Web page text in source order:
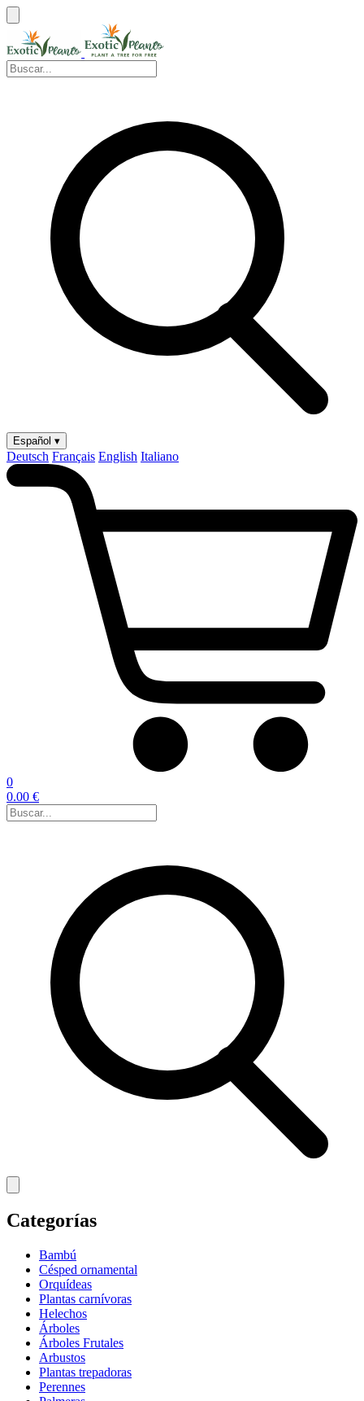
Español ▾
Deutsch Français English Italiano
0
0.00 €
Categorías
Bambú
Césped ornamental
Orquídeas
Plantas carnívoras
Helechos
Árboles
Árboles Frutales
Arbustos
Plantas trepadoras
Perennes